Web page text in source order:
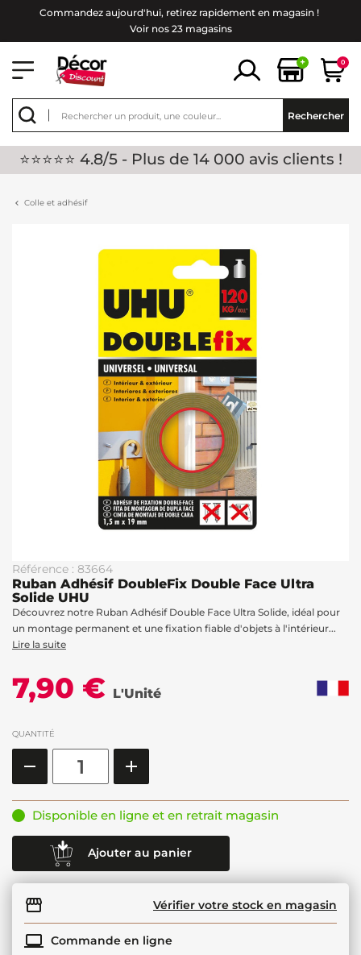
Commandez aujourd'hui, retirez rapidement en magasin !
Voir nos 23 magasins
+ 0
Rechercher
⭐⭐⭐⭐⭐ 4.8/5 - Plus de 14 000 avis clients !
Colle et adhésif
Référence : 83664
Ruban Adhésif DoubleFix Double Face Ultra
Solide UHU
Découvrez notre Ruban Adhésif Double Face Ultra Solide, idéal pour
un montage permanent et une fixation fiable d'objets à l'intérieur...
Lire la suite
7,90 € L'Unité
QUANTITÉ
Disponible en ligne et en retrait magasin
Ajouter au panier
Vérifier votre stock en magasin
Commande en ligne